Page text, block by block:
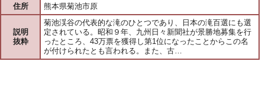
住所 熊本県菊池市原
説明
抜粋
菊池渓谷の代表的な滝のひとつであり、日本の滝百選にも選
定されている。昭和９年、九州日々新聞社が景勝地募集を行
ったところ、43万票を獲得し第1位になったことからこの名
が付けられたとも言われる。また、古…